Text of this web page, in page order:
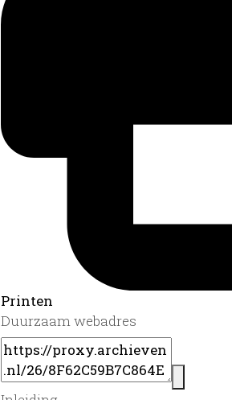
Printen
Duurzaam webadres